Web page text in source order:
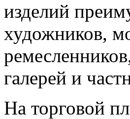
изделий
художников,
галерей и
На торговой